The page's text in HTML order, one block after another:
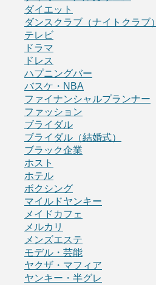
ダイエット
ダンスクラブ（ナイトクラブ）
テレビ
ドラマ
ドレス
ハプニングバー
バスケ・NBA
ファイナンシャルプランナー
ファッション
ブライダル
ブライダル（結婚式）
ブラック企業
ホスト
ホテル
ボクシング
マイルドヤンキー
メイドカフェ
メルカリ
メンズエステ
モデル・芸能
ヤクザ・マフィア
ヤンキー・半グレ